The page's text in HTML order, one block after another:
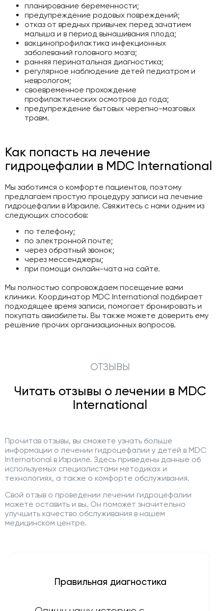
планирование беременности;
предупреждение родовых повреждений;
отказ от вредных привычек перед зачатием
малыша и в период вынашивания плода;
вакцинопрофилактика инфекционных
заболеваний головного мозга;
ранняя перинатальная диагностика;
регулярное наблюдение детей педиатром и
неврологом;
своевременное прохождение
профилактических осмотров до года;
предупреждение бытовых черепно-мозговых
травм.
Как попасть на лечение
гидроцефалии в MDC International
Мы заботимся о комфорте пациентов, поэтому
предлагаем простую процедуру записи на лечение
гидроцефалии в Израиле. Свяжитесь с нами одним из
следующих способов:
по телефону;
по электронной почте;
через обратный звонок;
через мессенджеры;
при помощи онлайн-чата на сайте.
Мы полностью сопровождаем посещение вами
клиники. Координатор MDC International подбирает
подходящее время записи, помогает бронировать и
покупать авиабилеты. Вы также можете доверить ему
решение прочих организационных вопросов.
ОТЗЫВЫ
Читать отзывы о лечении в MDC
International
Прочитав отзывы, вы сможете узнать больше
информации о лечении гидроцефалии у детей в MDC
International в Израиле. Здесь приведены данные об
используемых специалистами методиках и
технологиях, а также о комфорте обслуживания.
Свой отзыв о проведении лечении гидроцефалии
можете оставить и вы. Он поможет значительно
улучшить качество обслуживания в нашем
медицинском центре.
Правильная диагностика